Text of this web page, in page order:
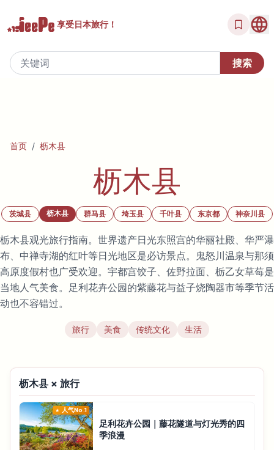
享受日本旅行！
首页 / 枥木县
枥木县
茨城县 枥木县 群马县 埼玉县 千叶县 东京都 神奈川县
栃木县观光旅行指南。世界遗产日光东照宫的华丽社殿、华严瀑
布、中禅寺湖的红叶等日光地区是必访景点。鬼怒川温泉与那须
高原度假村也广受欢迎。宇都宫饺子、佐野拉面、栃乙女草莓是
当地人气美食。足利花卉公园的紫藤花与益子烧陶器市等季节活
动也不容错过。
旅行 美食 传统文化 生活
枥木县 × 旅行
人气No.1
足利花卉公园｜藤花隧道与灯光秀的四
季浪漫